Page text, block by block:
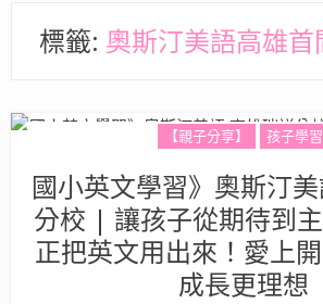
標籤: 奧斯汀美語高雄首
【親子分享】 孩子學習
國小英文學習》奧斯汀
分校 | 讓孩子從期待到
正把英文用出來！愛上
成長更理想